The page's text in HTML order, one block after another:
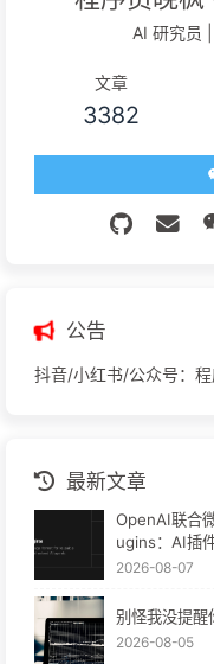
AI 研究员
文章
3382
公告
抖音/小红书/公众号：程
最新文章
OpenAI联合
ugins：AI插
2026-08-07
别怪我没提
2026-08-05